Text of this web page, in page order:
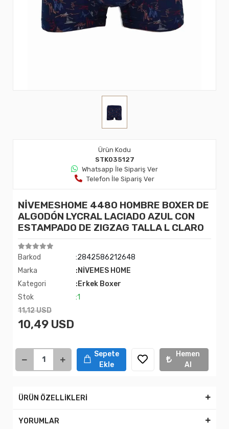
Ürün Kodu
STK035127
Whatsapp İle Sipariş Ver
Telefon İle Sipariş Ver
NİVEMESHOME 4480 HOMBRE BOXER DE
ALGODÓN LYCRAL LACIADO AZUL CON
ESTAMPADO DE ZIGZAG TALLA L CLARO
Barkod
:2842586212648
Marka
:NİVEMES HOME
Kategori
:Erkek Boxer
Stok
:1
11,12 USD
10,49 USD
Sepete
Ekle
Hemen
Al
ÜRÜN ÖZELLİKLERİ
YORUMLAR